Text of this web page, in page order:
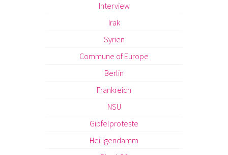
Interview
Irak
Syrien
Commune of Europe
Berlin
Frankreich
NSU
Gipfelproteste
Heiligendamm